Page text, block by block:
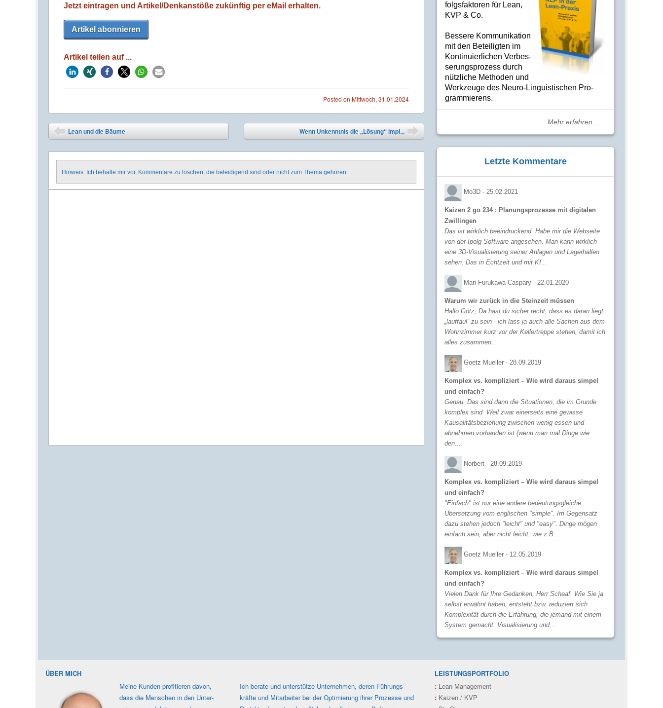
Jetzt eintragen und Artikel/Denkanstöße zukünftig per eMail erhalten.
Artikel abonnieren
Artikel teilen auf ...
Posted on Mittwoch, 31.01.2024
Post navigation
Lean und die Bäume
Wenn Unkenntnis die „Lösung“ impl...
Hinweis: Ich behalte mir vor, Kommentare zu löschen, die beleidigend sind oder nicht zum Thema gehören.
folgs­fak­to­ren für Lean,
KVP & Co.
Bes­se­re Kom­­mu­­ni­ka­tion
mit den Betei­lig­ten im
Kon­ti­nuier­li­chen Ver­bes­
se­rungs­­pro­­zess durch
nütz­­liche Me­­tho­­den und
Werk­­zeuge des Neuro-Linguis­­ti­schen Pro­­
gram­­mie­­rens.
Mehr erfahren ...
Letzte Kommentare
Mo3D - 25.02.2021
Kaizen 2 go 234 : Planungsprozesse mit digitalen
Zwillingen
Das ist wirklich beeindruckend. Habe mir die Webseite
von der Ipolg Software angesehen. Man kann wirklich
eine 3D-Visualisierung seiner Anlagen und Lagerhallen
sehen. Das in Echtzeit und mit KI...
Mari Furukawa-Caspary - 22.01.2020
Warum wir zurück in die Steinzeit müssen
Hallo Götz, Da hast du sicher recht, dass es daran liegt,
„lauffaul“ zu sein - ich lass ja auch alle Sachen aus dem
Wohnzimmer kurz vor der Kellertreppe stehen, damit ich
alles zusammen...
Goetz Mueller - 28.09.2019
Komplex vs. kompliziert – Wie wird daraus simpel
und einfach?
Genau. Das sind dann die Situationen, die im Grunde
komplex sind. Weil zwar einerseits eine gewisse
Kausalitätsbeziehung zwischen wenig essen und
abnehmen vorhanden ist (wenn man mal Dinge wie
den...
Norbert - 28.09.2019
Komplex vs. kompliziert – Wie wird daraus simpel
und einfach?
"Einfach" ist nur eine andere bedeutungsgleiche
Übersetzung vom englischen "simple". Im Gegensatz
dazu stehen jedoch "leicht" und "easy". Dinge mögen
einfach sein, aber nicht leicht, wie z.B....
Goetz Mueller - 12.05.2019
Komplex vs. kompliziert – Wie wird daraus simpel
und einfach?
Vielen Dank für Ihre Gedanken, Herr Schaaf. Wie Sie ja
selbst erwähnt haben, entsteht bzw. reduziert sich
Komplexität durch die Erfahrung, die jemand mit einem
System gemacht. Visualisierung und...
ÜBER MICH
Meine Kunden profi­tieren davon,
dass die Men­schen in den Unter­
Ich berate und unterstütze Unter­nehmen, deren Füh­rungs­
kräfte und Mit­arbeiter bei der Optimie­rung ihrer Prozesse und
LEISTUNGSPORTFOLIO
:Lean Management
:Kaizen / KVP